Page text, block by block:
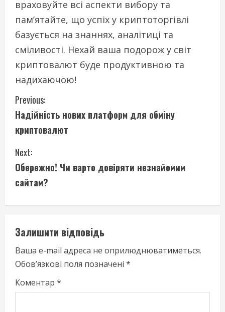
враховуйте всі аспекти вибору та
пам’ятайте, що успіх у криптоторгівлі
базується на знаннях, аналітиці та
сміливості. Нехай ваша подорож у світ
криптовалют буде продуктивною та
надихаючою!
C
o
n
t
i
n
u
e
R
e
Previous:
Надійність нових платформ для обміну
криптовалют
Next:
Обережно! Чи варто довіряти незнайомим
сайтам?
Залишити відповідь
Ваша e-mail адреса не оприлюднюватиметься.
Обов’язкові поля позначені *
Коментар *